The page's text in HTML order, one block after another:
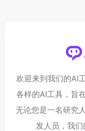
欢迎来到我们的AI
各样的AI工具，旨
无论您是一名研究
发人员，我们